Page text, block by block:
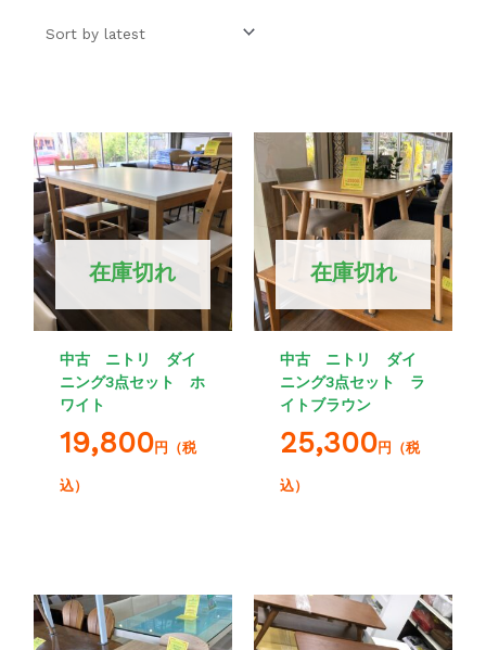
在庫切れ
中古 ニトリ ダイ
ニング3点セット ホ
ワイト
19,800円（税
込）
在庫切れ
中古 ニトリ ダイ
ニング3点セット ラ
イトブラウン
25,300円（税
込）